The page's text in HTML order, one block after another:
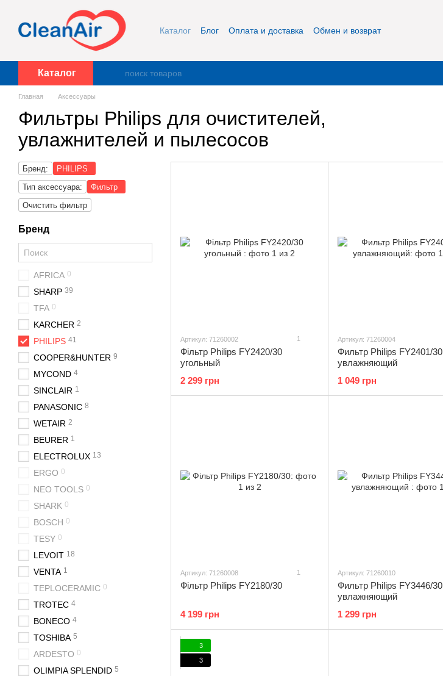
Перейти к основному контенту
Каталог Блог Оплата и доставка
Обмен и возврат
Каталог
Главная Аксессуары
Фильтры Philips для очистителей,
увлажнителей и пылесосов
Артикул: 71260002 1
Фільтр Philips FY2420/30
угольный
2 299 грн
Артикул: 71260004
Фильтр Philips FY2401/30
увлажняющий
1 049 грн
Артикул: 71260008 1
Фільтр Philips FY2180/30
4 199 грн
Артикул: 71260010
Фильтр Philips FY3446/30
увлажняющий
1 299 грн
3
3
Бренд:
PHILIPS
Тип аксессуара:
Фильтр
Очистить фильтр
Бренд
AFRICA 0
SHARP 39
TFA 0
KARCHER 2
PHILIPS 41
COOPER&HUNTER 9
MYCOND 4
SINCLAIR 1
PANASONIC 8
WETAIR 2
BEURER 1
ELECTROLUX 13
ERGO 0
NEO TOOLS 0
SHARK 0
BOSCH 0
TESY 0
LEVOIT 18
VENTA 1
TEPLOCERAMIC 0
TROTEC 4
BONECO 4
TOSHIBA 5
ARDESTO 0
OLIMPIA SPLENDID 5